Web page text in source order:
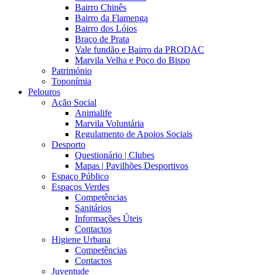
Bairro Chinês
Bairro da Flamenga
Bairro dos Lóios
Braço de Prata
Vale fundão e Bairro da PRODAC
Marvila Velha e Poço do Bispo
Património
Toponímia
Pelouros
Ação Social
Animalife
Marvila Voluntária
Regulamento de Apoios Sociais
Desporto
Questionário | Clubes
Mapas | Pavilhões Desportivos
Espaço Público
Espaços Verdes
Competências
Sanitários
Informações Úteis
Contactos
Higiene Urbana
Competências
Contactos
Juventude